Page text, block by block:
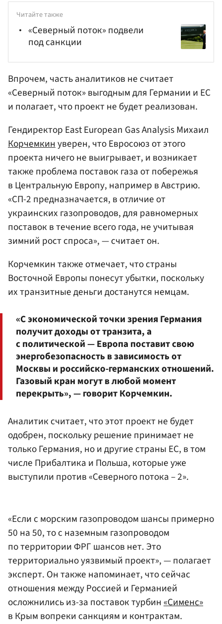
Читайте также
«Северный поток» подвели
под санкции
Впрочем, часть аналитиков не считает
«Северный поток» выгодным для Германии и ЕС
и полагает, что проект не будет реализован.
Гендиректор East European Gas Analysis Михаил
Корчемкинуверен, что Евросоюз от этого
проекта ничего не выигрывает, и возникает
также проблема поставок газа от побережья
в Центральную Европу, например в Австрию.
«СП-2 предназначается, в отличие от
украинских газопроводов, для равномерных
поставок в течение всего года, не учитывая
зимний рост спроса», — считает он.
Корчемкин также отмечает, что страны
Восточной Европы понесут убытки, поскольку
их транзитные деньги достанутся немцам.
«С экономической точки зрения Германия
получит доходы от транзита, а
с политической — Европа поставит свою
энергобезопасность в зависимость от
Москвы и российско-германских отношений.
Газовый кран могут в любой момент
перекрыть», — говорит Корчемкин.
Аналитик считает, что этот проект не будет
одобрен, поскольку решение принимает не
только Германия, но и другие страны ЕС, в том
числе Прибалтика и Польша, которые уже
выступили против «Северного потока – 2».
«Если с морским газопроводом шансы примерно
50 на 50, то с наземным газопроводом
по территории ФРГ шансов нет. Это
территориально уязвимый проект», — полагает
эксперт. Он также напоминает, что сейчас
отношения между Россией и Германией
осложнились из-за поставок турбин«Сименс»
в Крым вопреки санкциям и контрактам.